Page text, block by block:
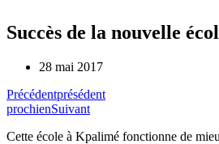
Succès de la nouvelle
28 mai 2017
Précédentprésédent
prochienSuivant
Cette école à Kpalimé fonctionne de